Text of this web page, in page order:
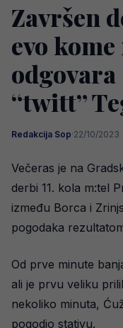
Završen
evo
“twitt”
Redakcija Sop·22/10/2023
Večeras je na
derbi 11. kola m:tel
između Borca i
pogodaka
Od prve minute
ali je prvu veliku
nekoliko minuta,
pogodio stativu.